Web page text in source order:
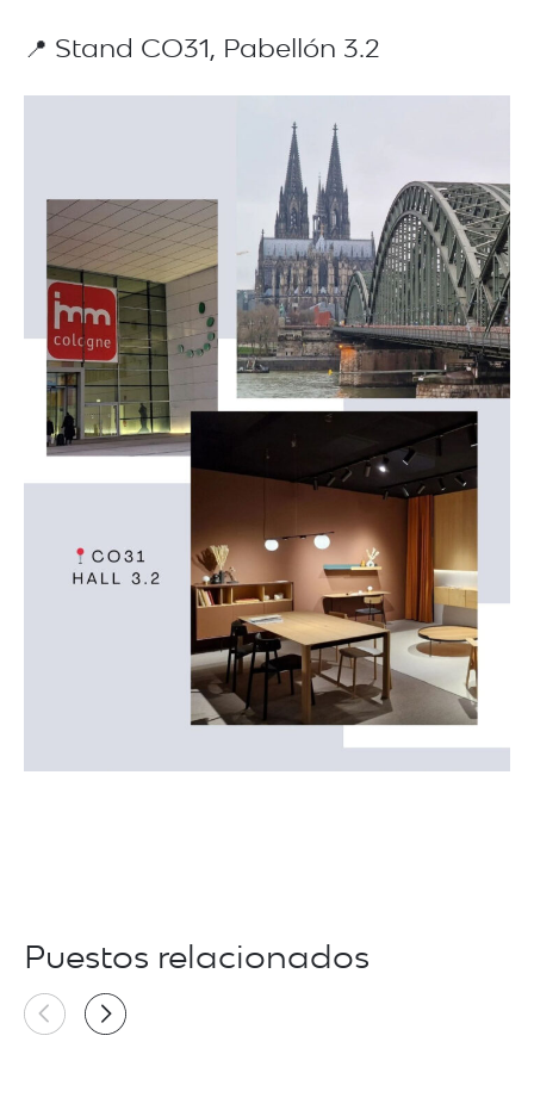
📍 Stand CO31, Pabellón 3.2
Puestos relacionados